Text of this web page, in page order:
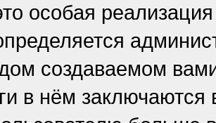
особая
создаваемом
в нём